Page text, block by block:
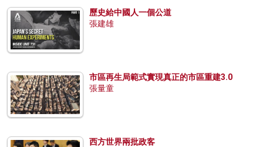
歷史給中國人一個公道
張建雄
市區再生局範式實現真正的市區重建3.0
張量童
西方世界兩批政客